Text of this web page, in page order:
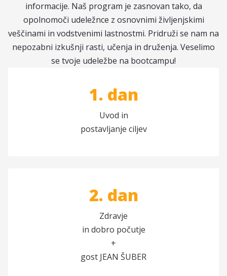
informacije. Naš program je zasnovan tako, da
opolnomoči udeležnce z osnovnimi življenjskimi
veščinami in vodstvenimi lastnostmi. Pridruži se nam na
nepozabni izkušnji rasti, učenja in druženja. Veselimo
se tvoje udeležbe na bootcampu!
2. dan
Zdravje
in dobro počutje
+
gost JEAN ŠUBER
1. dan
Uvod in
postavljanje ciljev